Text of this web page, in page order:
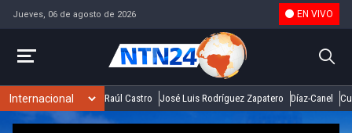
Jueves, 06 de agosto de 2026 EN VIVO
Raúl Castro José Luis Rodríguez Zapatero Díaz-Canel